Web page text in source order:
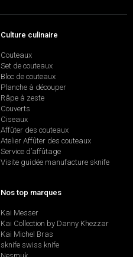
Culture culinaire
Couteaux
Set de couteaux
Bloc de couteaux
Planche à découper
Râpe à zeste
Couverts
Ciseaux
Affûter des couteaux
Atelier Affûter des couteaux
Service d’affûtage
Visite guidée manufacture sknife
Nos top marques
Kai Messer
Kai Collection by Danny Khezzar
Kai Michel Bras
sknife swiss knife